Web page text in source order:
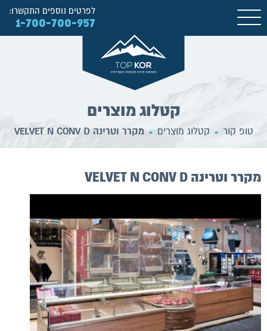
לפרטים נוספים התקשרו:
1-700-700-957
קטלוג מוצרים
טופ קור ■ קטלוג מוצרים ■ מקרר וטרינה VELVET N CONV D
מקרר וטרינה VELVET N CONV D